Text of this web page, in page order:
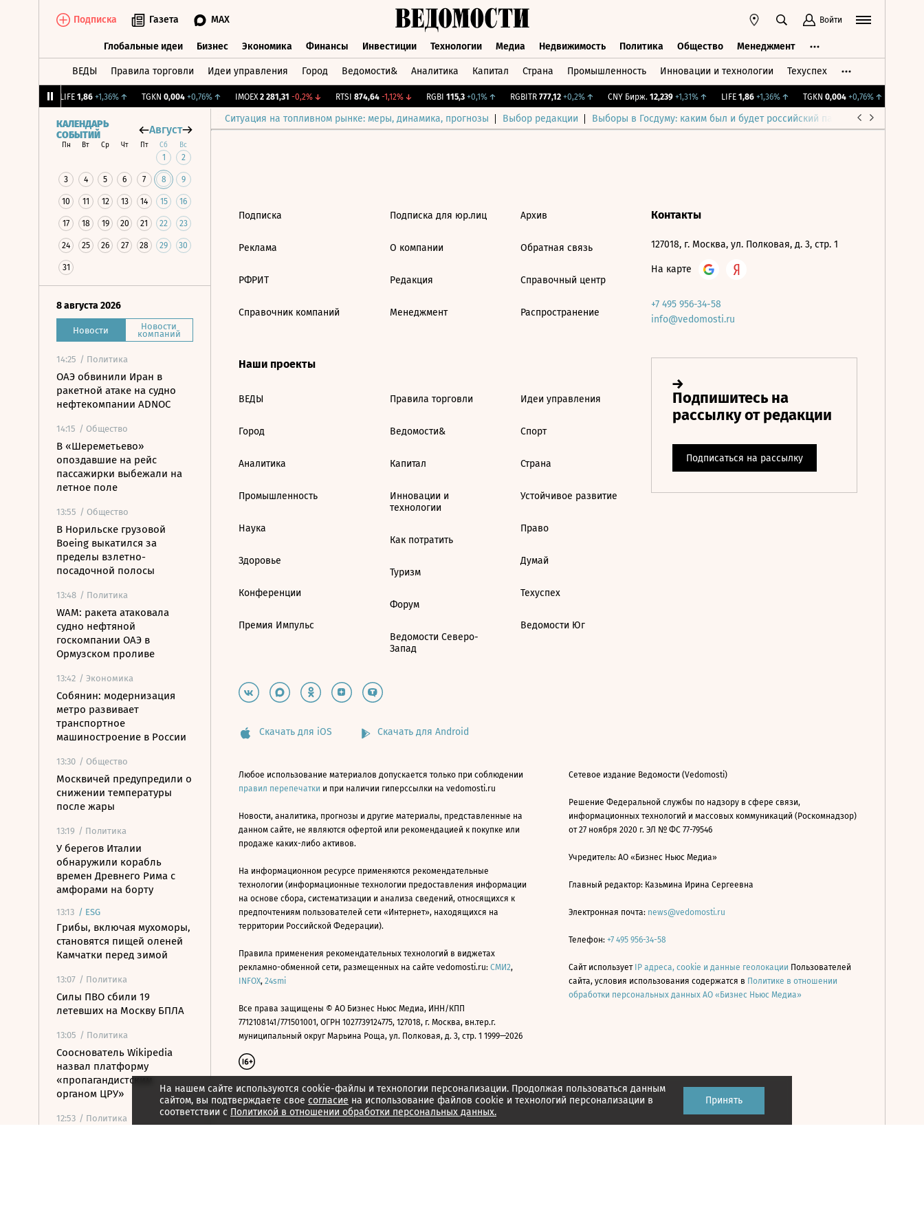
Подписка Газета MAX Войти
Глобальные идеи Бизнес Экономика Финансы Инвестиции Технологии Медиа Недвижимость Политика Общество Менеджмент
ВЕДЫ Правила торговли Идеи управления Город Ведомости& Аналитика Капитал Страна Промышленность Инновации и технологии Техуспех
LIFE 1,86 +1,36%↑ TGKN 0,004 +0,76%↑ IMOEX 2 281,31 -0,2%↓ RTSI 874,64 -1,12%↓ RGBI 115,3 +0,1%↑ RGBITR 777,12 +0,2%↑ CNY Бирж. 12,239 +1,31%↑ LIFE 1,86 +1,36%↑ TGKN 0,004 +0,76%↑
Ситуация на топливном рынке: меры, динамика, прогнозы Выбор редакции Выборы в Госдуму: каким был и будет российский парламент
КАЛЕНДАРЬ
СОБЫТИЙ
Август
Пн Вт Ср Чт Пт Сб Вс
1 2
3 4 5 6 7 8 9
10 11 12 13 14 15 16
17 18 19 20 21 22 23
24 25 26 27 28 29 30
31
8 августа 2026
Новости Новости
компаний
14:25 / Политика
ОАЭ обвинили Иран в
ракетной атаке на судно
нефтекомпании ADNOC
14:15 / Общество
В «Шереметьево»
опоздавшие на рейс
пассажирки выбежали на
летное поле
13:55 / Общество
В Норильске грузовой
Boeing выкатился за
пределы взлетно-
посадочной полосы
13:48 / Политика
WAM: ракета атаковала
судно нефтяной
госкомпании ОАЭ в
Ормузском проливе
13:42 / Экономика
Собянин: модернизация
метро развивает
транспортное
машиностроение в России
13:30 / Общество
Москвичей предупредили о
снижении температуры
после жары
13:19 / Политика
У берегов Италии
обнаружили корабль
времен Древнего Рима с
амфорами на борту
13:13 / ESG
Грибы, включая мухоморы,
становятся пищей оленей
Камчатки перед зимой
13:07 / Политика
Силы ПВО сбили 19
летевших на Москву БПЛА
13:05 / Политика
Сооснователь Wikipedia
назвал платформу
«пропагандистским
органом ЦРУ»
12:53 / Политика
На нашем сайте используются cookie-файлы и технологии персонализации. Продолжая пользоваться данным
сайтом, вы подтверждаете свое согласие на использование файлов cookie и технологий персонализации в
соответствии с Политикой в отношении обработки персональных данных.
Принять
Подписка
Реклама
РФРИТ
Справочник компаний
Подписка для юр.лиц
О компании
Редакция
Менеджмент
Архив
Обратная связь
Справочный центр
Распространение
Наши проекты
ВЕДЫ
Город
Аналитика
Промышленность
Наука
Здоровье
Конференции
Премия Импульс
Правила торговли
Ведомости&
Капитал
Инновации и
технологии
Как потратить
Туризм
Форум
Ведомости Северо-
Запад
Идеи управления
Спорт
Страна
Устойчивое развитие
Право
Думай
Техуспех
Ведомости Юг
Контакты
127018, г. Москва, ул. Полковая, д. 3, стр. 1
На карте
+7 495 956-34-58
info@vedomosti.ru
Скачать для iOS Скачать для Android
Любое использование материалов допускается только при соблюдении
правил перепечатки и при наличии гиперссылки на vedomosti.ru
Новости, аналитика, прогнозы и другие материалы, представленные на
данном сайте, не являются офертой или рекомендацией к покупке или
продаже каких-либо активов.
На информационном ресурсе применяются рекомендательные
технологии (информационные технологии предоставления информации
на основе сбора, систематизации и анализа сведений, относящихся к
предпочтениям пользователей сети «Интернет», находящихся на
территории Российской Федерации).
Правила применения рекомендательных технологий в виджетах
рекламно-обменной сети, размещенных на сайте vedomosti.ru: СМИ2,
INFOX, 24smi
Все права защищены © АО Бизнес Ньюс Медиа, ИНН/КПП
7712108141/771501001, ОГРН 1027739124775, 127018, г. Москва, вн.тер.г.
муниципальный округ Марьина Роща, ул. Полковая, д. 3, стр. 1 1999—2026
Сетевое издание Ведомости (Vedomosti)
Решение Федеральной службы по надзору в сфере связи,
информационных технологий и массовых коммуникаций (Роскомнадзор)
от 27 ноября 2020 г. ЭЛ № ФС 77-79546
Учредитель: АО «Бизнес Ньюс Медиа»
Главный редактор: Казьмина Ирина Сергеевна
Электронная почта: news@vedomosti.ru
Телефон: +7 495 956-34-58
Сайт использует IP адреса, cookie и данные геолокации Пользователей
сайта, условия использования содержатся в Политике в отношении
обработки персональных данных АО «Бизнес Ньюс Медиа»